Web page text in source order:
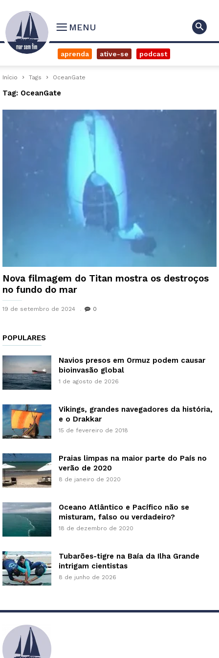
MENU
aprenda ative-se podcast
Início Tags OceanGate
Tag: OceanGate
Nova filmagem do Titan mostra os destroços
no fundo do mar
19 de setembro de 2024 0
POPULARES
Navios presos em Ormuz podem causar
bioinvasão global
1 de agosto de 2026
Vikings, grandes navegadores da história,
e o Drakkar
15 de fevereiro de 2018
Praias limpas na maior parte do País no
verão de 2020
8 de janeiro de 2020
Oceano Atlântico e Pacífico não se
misturam, falso ou verdadeiro?
18 de dezembro de 2020
Tubarões-tigre na Baía da Ilha Grande
intrigam cientistas
8 de junho de 2026